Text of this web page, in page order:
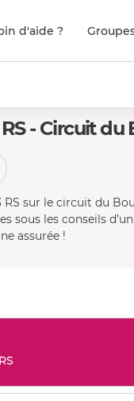
d'aide ?
- Circuit
RS sur le circuit du
sous les conseils
assurée !